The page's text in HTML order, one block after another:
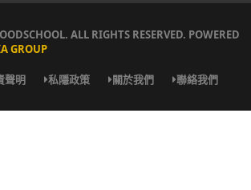
ALL RIGHTS RESERVED. POWERED
GROUP
聲明 私隱政策 關於我們 聯絡我們